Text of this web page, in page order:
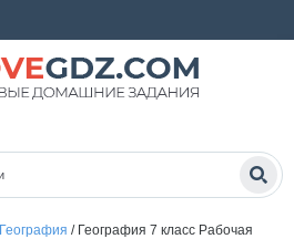
География / География 7 класс Рабочая